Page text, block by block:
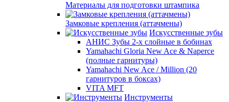
Материалы для подготовки штампика
Замковые крепления (аттачмены)
Искусственные зубы
АНИС Зубы 2-х слойные в бобинах
Yamahachi Gloria New Ace & Naperce
(полные гарнитуры)
Yamahachi New Ace / Million (20
гарнитуров в боксах)
VITA MFT
Инструменты